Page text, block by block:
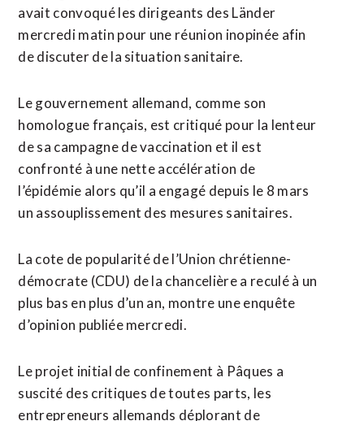
avait convoqué les dirigeants des Länder
mercredi matin pour une réunion inopinée afin
de discuter de la situation sanitaire.
Le gouvernement allemand, comme son
homologue français, est critiqué pour la lenteur
de sa campagne de vaccination et il est
confronté à une nette accélération de
l’épidémie alors qu’il a engagé depuis le 8 mars
un assouplissement des mesures sanitaires.
La cote de popularité de l’Union chrétienne-
démocrate (CDU) de la chancelière a reculé à un
plus bas en plus d’un an, montre une enquête
d’opinion publiée mercredi.
Le projet initial de confinement à Pâques a
suscité des critiques de toutes parts, les
entrepreneurs allemands déplorant de